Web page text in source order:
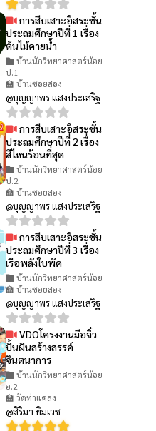
การสืบเสาะอิสระชั้น
ประถมศึกษาปีที่ 1 เรื่อง
ต้นไม้คายน้ำ
บ้านนักวิทยาศาสตร์น้อย
ป.1
🏫 บ้านซอยสอง
@บุญญาพร แสงประเสริฐ
การสืบเสาะอิสระชั้น
ประถมศึกษาปีที่ 2 เรื่อง
สีไหนร้อนที่สุด
บ้านนักวิทยาศาสตร์น้อย
ป.2
🏫 บ้านซอยสอง
@บุญญาพร แสงประเสริฐ
การสืบเสาะอิสระชั้น
ประถมศึกษาปีที่ 3 เรื่อง
เรือพลังใบพัด
บ้านนักวิทยาศาสตร์น้อย
🏫 บ้านซอยสอง
@บุญญาพร แสงประเสริฐ
VDOโครงงานมือจิ๋ว
ปั้นฝันสร้างสรรค์
จินตนาการ
บ้านนักวิทยาศาสตร์น้อย
อ.2
🏫 วัดท่าแคลง
@สิริมา ทิมเวช